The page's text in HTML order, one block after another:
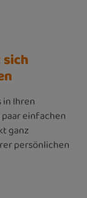
sich
Ihren
einfachen
ganz
persönlichen